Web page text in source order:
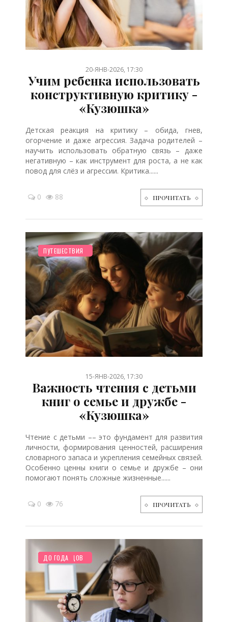
//////// /
20-ЯНВ-2026, 17:30
Учим ребенка использовать
конструктивную критику -
«Кузюшка»
Детская реакция на критику – обида, гнев,
огорчение и даже агрессия. Задача родителей –
научить использовать обратную связь – даже
негативную – как инструмент для роста, а не как
повод для слёз и агрессии. Критика......
0 88 ПРОЧИТАТЬ
СЕМЬЯ
/
НОВОСТИ МИРА
/
РЕБЕНОК
/
ОТДЫХ
/
ДЕТЯМ
/
ПЛАНИРОВАНИЕ
/
ЗДОРОВЬЕ
/
МУЛЬТФИЛЬМЫ
/
СТАТЬИ
/
СТАРШЕ ГОДА
/
ШКОЛЬНИК
/
ДО ГОДА
/
ПСИХОЛОГИЯ
/
БЕРЕМЕННОСТЬ
/
ПУТЕШЕСТВИЯ
15-ЯНВ-2026, 17:30
Важность чтения с детьми
книг о семье и дружбе -
«Кузюшка»
Чтение с детьми –– это фундамент для развития
личности, формирования ценностей, расширения
словарного запаса и укрепления семейных связей.
Особенно ценны книги о семье и дружбе – они
помогают понять сложные жизненные......
0 76 ПРОЧИТАТЬ
НОВОСТИ МИРА
ПЛАНИРОВАНИЕ
ПРАЗДНИКИ
РЕБЕНОК
ШКОЛЬНИК
ТВОРЧЕСТВО
СЕМЬЯ
ОТДЫХ
ХОББИ
ЖИЛЬЕ
СТАРШЕ ГОДА
СТАТЬИ
ПОКУПКИ
ПОСЛЕ РОДОВ
МУЗЫКА
ДО ГОДА